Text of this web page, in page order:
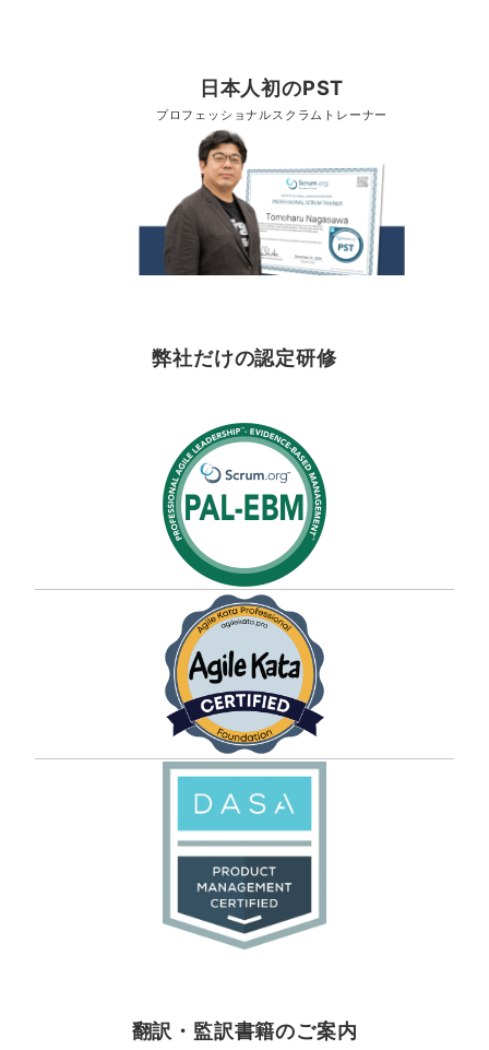
日本人初のPST
プロフェッショナルスクラムトレーナー
弊社だけの認定研修
翻訳・監訳書籍のご案内